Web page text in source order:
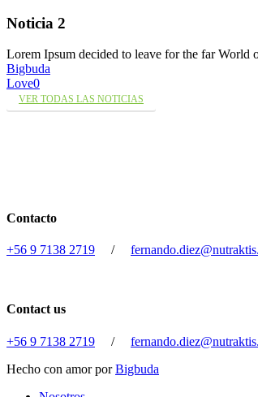
Noticia 2
Lorem Ipsum decided to leave for the far
Bigbuda
Love0
VER TODAS LAS NOTICIAS
Contacto
+56 9 7138 2719 /
Contact us
+56 9 7138 2719 /
Hecho con amor porBigbuda